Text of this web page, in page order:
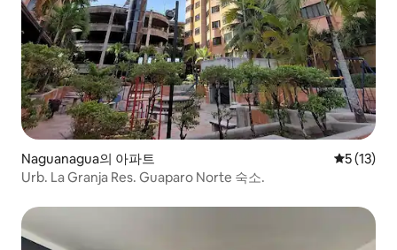
Naguanagua의 아파트 평점 5점
5 (13)
Urb. La Granja Res. Guaparo Norte 숙소.